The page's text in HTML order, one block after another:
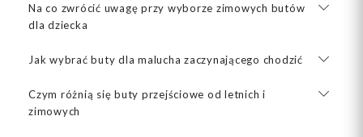
Na co zwrócić uwagę przy wyborze zimowych butów
dla dziecka
Jak wybrać buty dla malucha zaczynającego chodzić
Czym różnią się buty przejściowe od letnich i
zimowych